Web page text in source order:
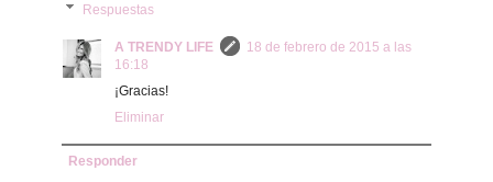
Respuestas
A TRENDY LIFE
18 de febrero de 2015 a las
16:18
¡Gracias!
Eliminar
Responder